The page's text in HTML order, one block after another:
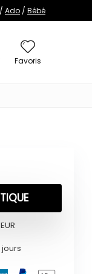
/ Ado / Bébé
Favoris
jours